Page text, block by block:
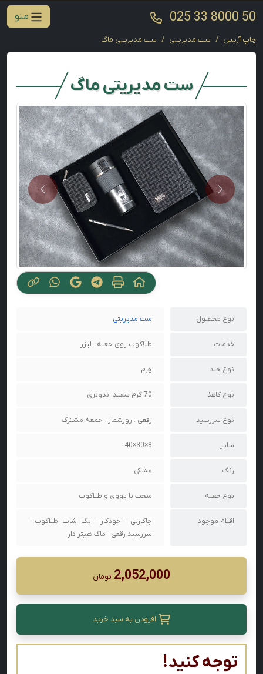
025 33 8000 50 منو
چاپ آریس ست مدیریتی ست مدیریتی ماگ
ست مدیریتی ماگ
Previous
Next
نوع محصول ست مدیریتی
خدمات طلاکوب روی جعبه - لیزر
نوع جلد چرم
نوع کاغذ 70 گرم سفید اندونزی
نوع سررسید رقعی . روزشمار - جمعه مشترک
سایز 8×30×40
رنگ مشکی
نوع جعبه سخت با یووی و طلاکوب
اقلام موجود
جاکارتی - خودکار - بگ شاپ طلاکوب -
سررسید رقعی - ماگ هیتر دار
2,052,000 تومان
افزودن به سبد خرید
توجه کنید!